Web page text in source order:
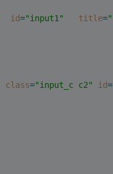
id="input1" title=
class="input_c c2" id=